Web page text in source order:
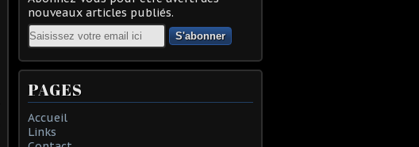
nouveaux articles publiés.
Email
PAGES
Accueil
Links